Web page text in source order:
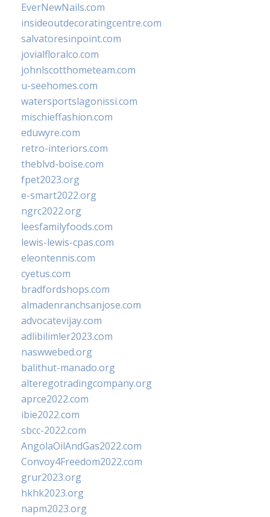
EverNewNails.com
insideoutdecoratingcentre.com
salvatoresinpoint.com
jovialfloralco.com
johnlscotthometeam.com
u-seehomes.com
watersportslagonissi.com
mischieffashion.com
eduwyre.com
retro-interiors.com
theblvd-boise.com
fpet2023.org
e-smart2022.org
ngrc2022.org
leesfamilyfoods.com
lewis-lewis-cpas.com
eleontennis.com
cyetus.com
bradfordshops.com
almadenranchsanjose.com
advocatevijay.com
adlibilimler2023.com
naswwebed.org
balithut-manado.org
alteregotradingcompany.org
aprce2022.com
ibie2022.com
sbcc-2022.com
AngolaOilAndGas2022.com
Convoy4Freedom2022.com
grur2023.org
hkhk2023.org
napm2023.org